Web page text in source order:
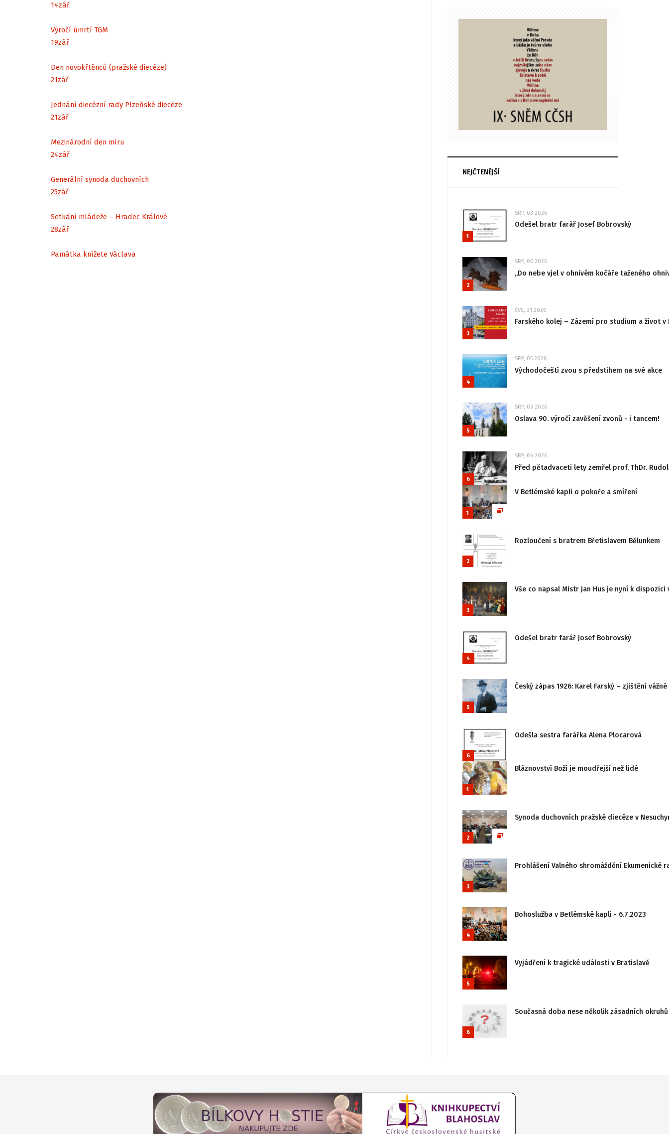
14zář
Výročí úmrtí TGM
19zář
Den novokřtěnců (pražské diecéze)
21zář
Jednání diecézní rady Plzeňské diecéze
21zář
Mezinárodní den míru
24zář
Generální synoda duchovních
25zář
Setkání mládeže – Hradec Králové
28zář
Památka knížete Václava
NEJČTENĚJŠÍ
1
SRP, 03 2026
Odešel bratr farář Josef Bobrovský
2
SRP, 06 2026
„Do nebe vjel v ohnivém kočáře taženého
3
ČVC, 31 2026
Farského kolej – Zázemí pro studium a život v
4
SRP, 05 2026
Východočeští zvou s předstihem na své akce
5
SRP, 03 2026
Oslava 90. výročí zavěšení zvonů - i tancem!
6
SRP, 04 2026
Před pětadvaceti lety zemřel prof. ThDr.
1
V Betlémské kapli o pokoře a smíření
2
Rozloučení s bratrem Břetislavem Bělunkem
3
Vše co napsal Mistr Jan Hus je nyní k
4
Odešel bratr farář Josef Bobrovský
5
Český zápas 1926: Karel Farský – zjištění
6
Odešla sestra farářka Alena Plocarová
1
Bláznovství Boží je moudřejší než lidé
2
Synoda duchovních pražské diecéze v
3
Prohlášení Valného shromáždění
4
Bohoslužba v Betlémské kapli - 6.7.2023
5
Vyjádření k tragické události v Bratislavě
6
Současná doba nese několik zásadních